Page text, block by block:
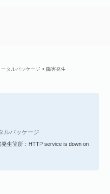
タルパッケージ > 障害発生
ルパッケージ
生箇所：HTTP service is down on